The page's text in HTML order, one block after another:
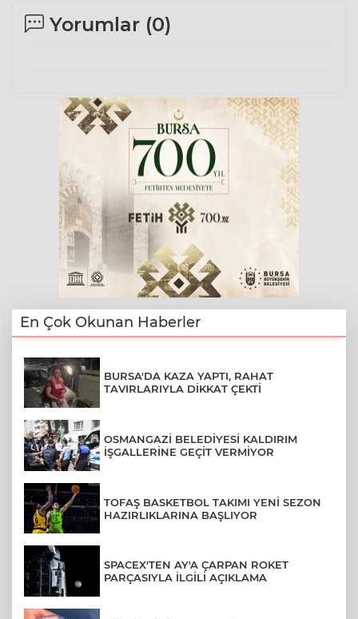
Yorumlar (0)
En Çok Okunan Haberler
BURSA'DA KAZA YAPTI, RAHAT
TAVIRLARIYLA DİKKAT ÇEKTİ
OSMANGAZİ BELEDİYESİ KALDIRIM
İŞGALLERİNE GEÇİT VERMİYOR
TOFAŞ BASKETBOL TAKIMI YENİ SEZON
HAZIRLIKLARINA BAŞLIYOR
SPACEX'TEN AY'A ÇARPAN ROKET
PARÇASIYLA İLGİLİ AÇIKLAMA